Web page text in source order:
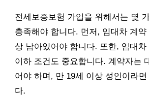
전세보증보험 가입을 위해서는 몇
충족해야 합니다. 먼저, 임대차 계약
상 남아있어야 합니다. 또한, 임대차
이하 조건도 중요합니다. 계약자는
어야 하며, 만 19세 이상 성인이라면
다.